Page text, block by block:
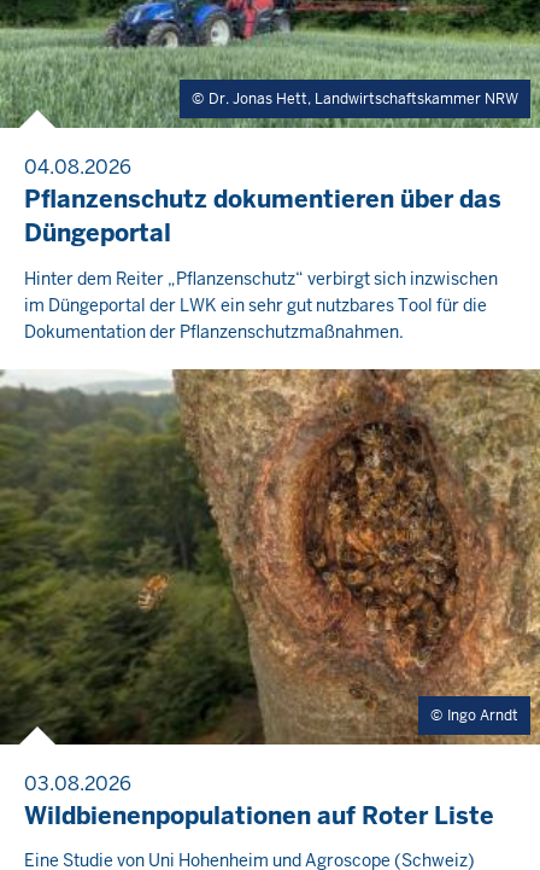
Dr. Jonas Hett, Landwirtschaftskammer NRW
04.08.2026
Pflanzenschutz dokumentieren über das
Düngeportal
Hinter dem Reiter „Pflanzenschutz“ verbirgt sich inzwischen
im Düngeportal der LWK ein sehr gut nutzbares Tool für die
Dokumentation der Pflanzenschutzmaßnahmen.
Ingo Arndt
03.08.2026
Wildbienenpopulationen auf Roter Liste
Eine Studie von Uni Hohenheim und Agroscope (Schweiz)